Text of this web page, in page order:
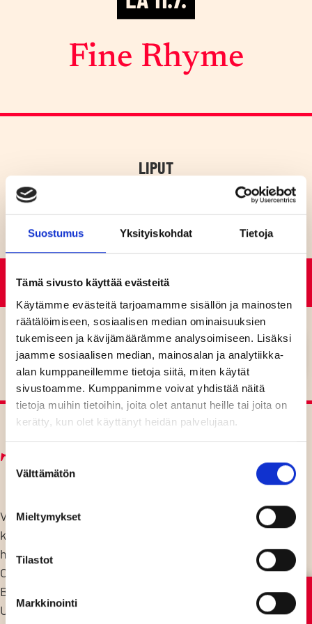
Suostumus Yksityiskohdat Tietoja
Tämä sivusto käyttää evästeitä
Käytämme evästeitä tarjoamamme sisällön ja mainosten
räätälöimiseen, sosiaalisen median ominaisuuksien
tukemiseen ja kävijämäärämme analysoimiseen. Lisäksi
jaamme sosiaalisen median, mainosalan ja analytiikka-
alan kumppaneillemme tietoja siitä, miten käytät
sivustoamme. Kumppanimme voivat yhdistää näitä
tietoja muihin tietoihin, joita olet antanut heille tai joita on
kerätty, kun olet käyttänyt heidän palvelujaan.
Suostumuksen
valinta
Välttämätön
Mieltymykset
Tilastot
Markkinointi
Fine Rhy­me
LIPUT
K-18
21:00
OVET
22:00
FINE RHYME
Tapahtumainfo
VAPAA PÄÄSY! Fine Rhyme tarjoilee energisen
kattauksen englanninkielisiä R&B-, soul-, funk-, EDM-,
hiphop- ja pophittejä 90-luvulta tähän päivään.
Ohjelmistossa muun muassa näiden artistien biisejä:
Bruno Mars, Justin Timberlake, Ne-Yo, John Legend,
Usher ja Beyonce. Fine Rhyme koostuu viiden hengen